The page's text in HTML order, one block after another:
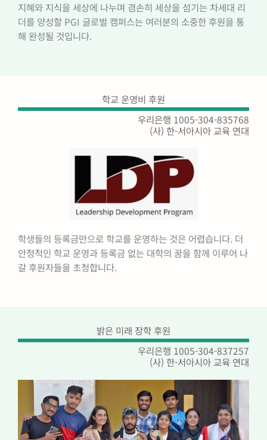
지혜와 지식을 세상에 나누며 겸손히 세상을 섬기는 차세대 리
더를 양성할 PGI 글로벌 캠퍼스는 여러분의 소중한 후원을 통
해 완성될 것입니다.
학교 운영비 후원
우리은행 1005-304-835768
(사) 한-서아시아 교육 연대
학생들의 등록금만으로 학교를 운영하는 것은 어렵습니다. 더
안정적인 학교 운영과 등록금 없는 대학의 꿈을 함께 이루어 나
갈 후원자들을 초청합니다.
밝은 미래 장학 후원
우리은행 1005-304-837257
(사) 한-서아시아 교육 연대